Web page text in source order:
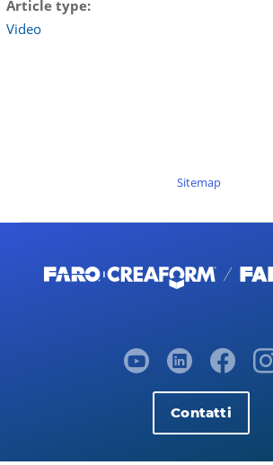
Article type
Video
Sitemap
Contatti